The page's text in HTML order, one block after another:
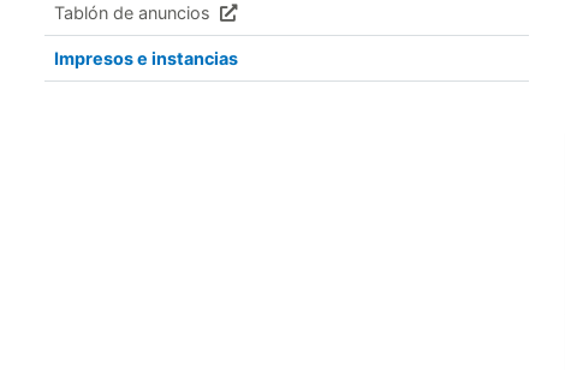
Tablón de anuncios
Impresos e instancias